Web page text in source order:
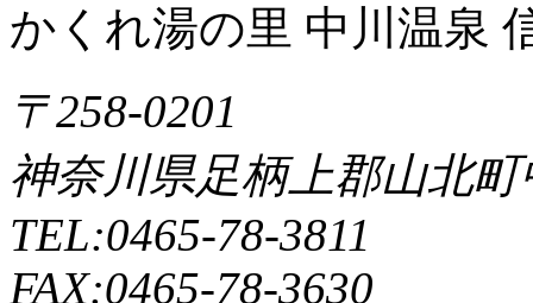
かくれ湯の里 中川温泉
〒258-0201
神奈川県足柄上郡山北町
TEL:0465-78-3811
FAX:0465-78-3630